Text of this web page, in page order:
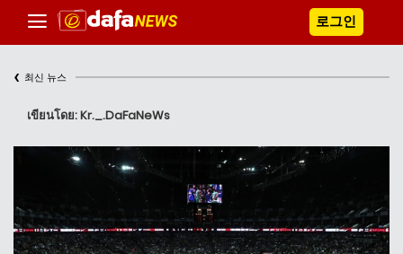
로그인
‹ 최신 뉴스
เขียนโดย: Kr._.DaFaNeWs